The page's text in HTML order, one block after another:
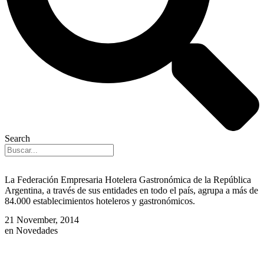
Search
La Federación Empresaria Hotelera Gastronómica de la República
Argentina, a través de sus entidades en todo el país, agrupa a más de
84.000 establecimientos hoteleros y gastronómicos.
21 November, 2014
en Novedades